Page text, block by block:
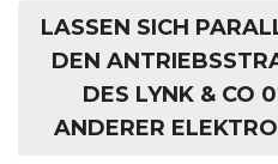
LASSEN SICH
DEN
DES LYNK & CO
ANDERER